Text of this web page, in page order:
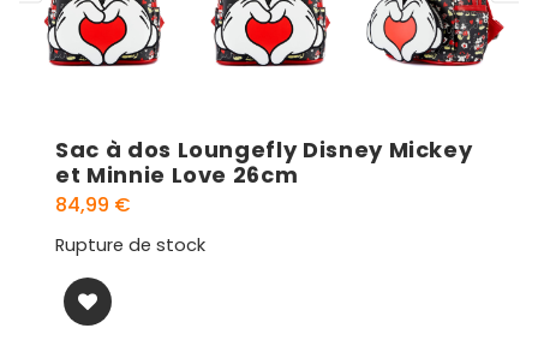
Sac à dos Loungefly Disney Mickey
et Minnie Love 26cm
84,99 €
Rupture de stock